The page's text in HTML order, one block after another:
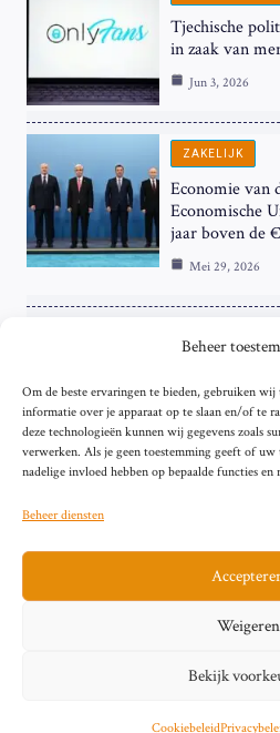
Beheer
Om de beste ervaringen te bieden, gebruiken
informatie over je apparaat op te slaan en/of te
deze technologieën kunnen wij gegevens zoals
verwerken. Als je geen toestemming geeft of
nadelige invloed hebben op bepaalde functies en
Beheer diensten
Weigeren
Bekijk
Cookiebeleid
Tjechische
in zaak van
Jun 3, 2026
ZAKELIJK
Economie van
Economische
jaar boven de
Mei 29, 2026
ZAKELIJK
Hardnekkige
van de
Mei 29, 2026
Sitemap Contact
Cookiebeleid